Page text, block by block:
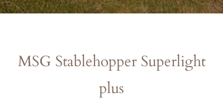
MSG Stablehopper Superlight
plus